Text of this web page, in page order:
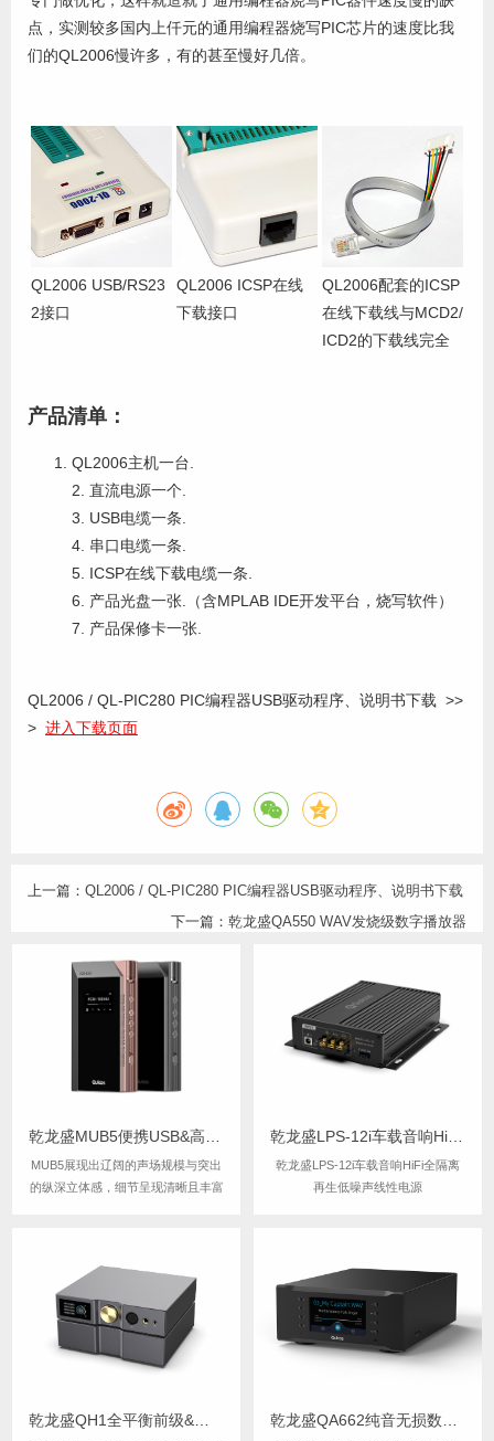
点，实测较多国内上仟元的通用编程器烧写PIC芯片的速度比我
们的QL2006慢许多，有的甚至慢好几倍。
QL2006 USB/RS23
2接口
QL2006 ICSP在线
下载接口
QL2006配套的ICSP
在线下载线与MCD2/
ICD2的下载线完全
产品清单：
QL2006主机一台.
2. 直流电源一个.
3. USB电缆一条.
4. 串口电缆一条.
5. ICSP在线下载电缆一条.
6. 产品光盘一张.（含MPLAB IDE开发平台，烧写软件）
7. 产品保修卡一张.
QL2006 / QL-PIC280 PIC编程器USB驱动程序、说明书下载 >>
> 进入下载页面
上一篇： QL2006 / QL-PIC280 PIC编程器USB驱动程序、说明书下载
下一篇： 乾龙盛QA550 WAV发烧级数字播放器
MUB5展现出辽阔的声场规模与突出
的纵深立体感，细节呈现清晰且丰富
沉浸氛围。尤为难得的是扎实有力的
中低频表现——落地感明确，结像富
有韧性（这是...
乾龙盛LPS-12i车载音响HiFi全隔离
再生低噪声线性电源